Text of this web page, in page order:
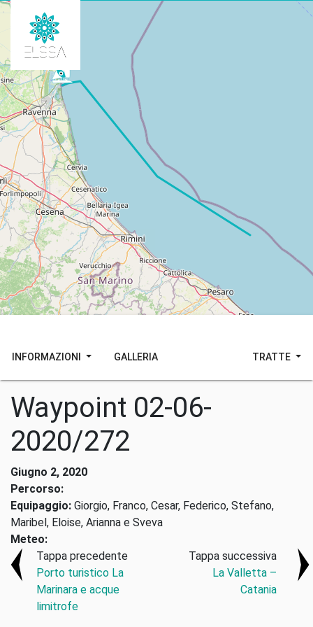
INFORMAZIONI GALLERIA TRATTE
Waypoint 02-06-
2020/272
Giugno 2, 2020
Percorso:
Equipaggio: Giorgio, Franco, Cesar, Federico, Stefano,
Maribel, Eloise, Arianna e Sveva
Meteo:
Tappa precedente
Porto turistico La
Marinara e acque
limitrofe
Tappa successiva
La Valletta –
Catania